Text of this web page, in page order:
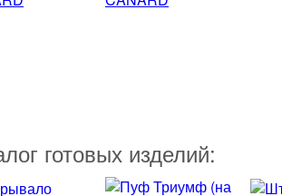
готовых изделий: